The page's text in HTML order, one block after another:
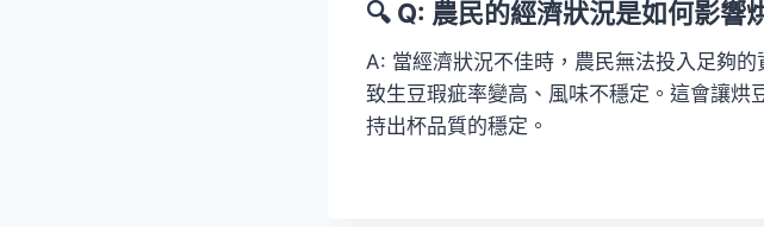
🔍 Q: 農民的經濟狀況是如何影響
A: 當經濟狀況不佳時，農民無法投入足夠
致生豆瑕疵率變高、風味不穩定。這會讓烘
持出杯品質的穩定。